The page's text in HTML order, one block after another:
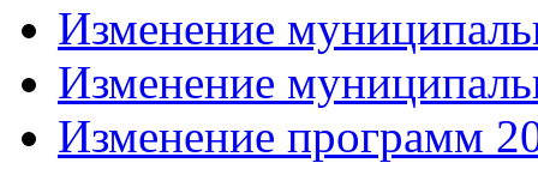
Изменение
Изменение
Изменение программ